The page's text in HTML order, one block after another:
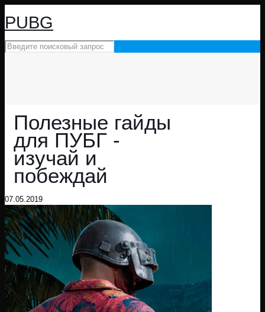
PUBG
Полезные гайды
для ПУБГ -
изучай и
побеждай
07.05.2019